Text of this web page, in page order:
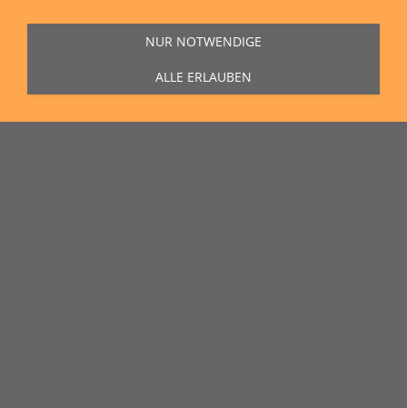
NUR NOTWENDIGE
ALLE ERLAUBEN